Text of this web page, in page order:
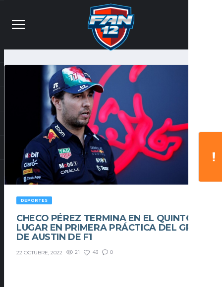
DEPORTES
CHECO PÉREZ TERMINA EN EL QUINTO
LUGAR EN PRIMERA PRÁCTICA DEL GP
DE AUSTIN DE F1
22 OCTUBRE, 2022 21 43 0